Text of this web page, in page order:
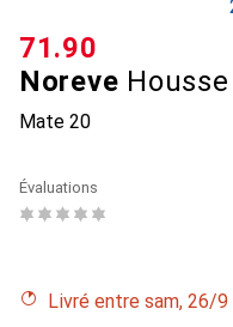
Noreve
Mate 20
CHF
71.90
Évaluations
Livré entre sam, 26/